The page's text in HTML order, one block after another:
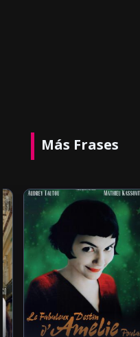
Más Frases